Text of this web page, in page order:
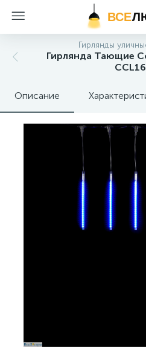
ВСЕ
Гирлянды
Гирлянда Тающие
Описание